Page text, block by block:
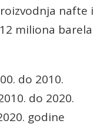
nafte i
miliona barela
do 2010.
do 2020.
godine